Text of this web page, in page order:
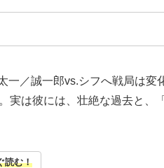
／誠一郎vs.シフへ戦局は変
実は彼には、壮絶な過去と
読む！